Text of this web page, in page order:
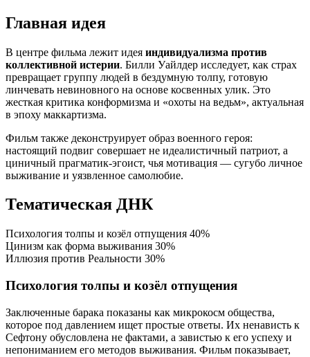
Главная идея
В центре фильма лежит идея индивидуализма против
коллективной истерии. Билли Уайлдер исследует, как страх
превращает группу людей в бездумную толпу, готовую
линчевать невиновного на основе косвенных улик. Это
жесткая критика конформизма и «охоты на ведьм», актуальная
в эпоху маккартизма.
Фильм также деконструирует образ военного героя:
настоящий подвиг совершает не идеалистичный патриот, а
циничный прагматик-эгоист, чья мотивация — сугубо личное
выживание и уязвленное самолюбие.
Тематическая ДНК
Психология толпы и козёл отпущения 40%
Цинизм как форма выживания 30%
Иллюзия против Реальности 30%
Психология толпы и козёл отпущения
Заключенные барака показаны как микрокосм общества,
которое под давлением ищет простые ответы. Их ненависть к
Сефтону обусловлена не фактами, а завистью к его успеху и
непониманием его методов выживания. Фильм показывает,